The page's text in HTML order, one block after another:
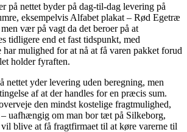
på nettet byder på dag-til-dag levering på
eksempelvis Alfabet plakat – Rød Egetræ
vær på vagt da det beroer på at
tidligere end et fast tidspunkt, med
har mulighed for at nå at få varen pakket forud
holder fyraften.
nettet yder levering uden beregning, men
af at der handles for en præcis sum.
den mindst kostelige fragtmulighed,
uafhængig om man bor tæt på Silkeborg,
blive at få fragtfirmaet til at køre varerne til